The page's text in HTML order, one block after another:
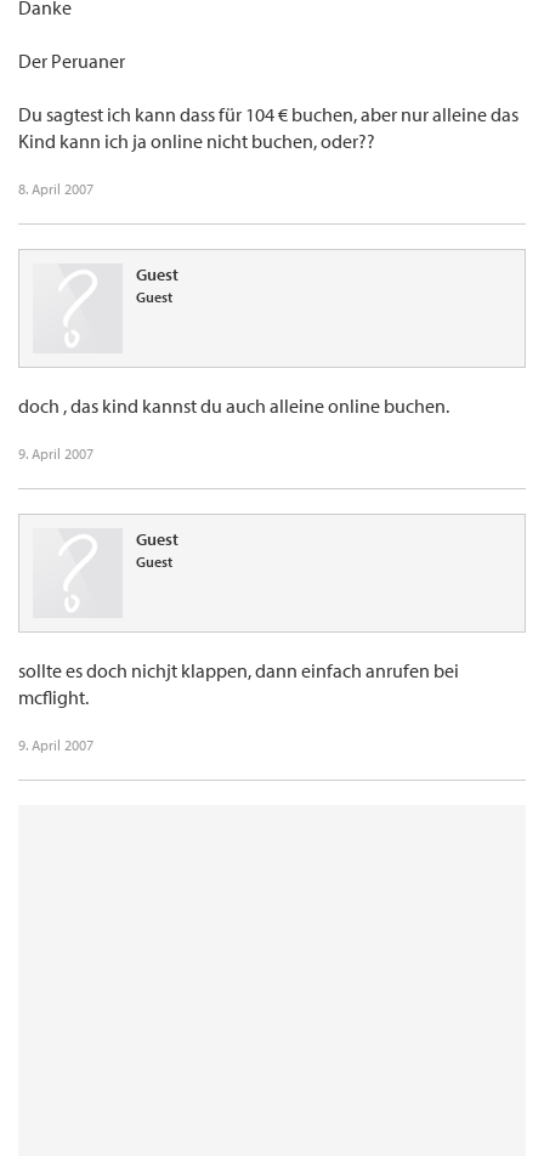
Danke
Der Peruaner
Du sagtest ich kann dass für 104 € buchen, aber nur alleine das
Kind kann ich ja online nicht buchen, oder??
8. April 2007
Guest
Guest
doch , das kind kannst du auch alleine online buchen.
9. April 2007
Guest
Guest
sollte es doch nichjt klappen, dann einfach anrufen bei
mcflight.
9. April 2007